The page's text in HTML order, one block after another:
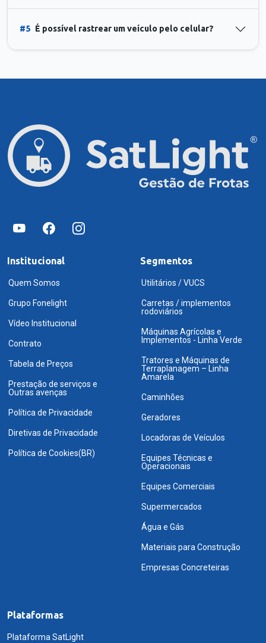
#5 É possível rastrear um veículo pelo celular?
Institucional
Quem Somos
Grupo Fonelight
Vídeo Institucional
Contrato
Tabela de Preços
Prestação de serviços e
Outras avenças
Política de Privacidade
Diretivas de Privacidade
Política de Cookies(BR)
Segmentos
Utilitários / VUCS
Carretas / implementos
rodoviários
Máquinas Agrícolas e
Implementos - Linha Verde
Tratores e Máquinas de
Terraplanagem – Linha
Amarela
Caminhões
Geradores
Locadoras de Veículos
Equipes Técnicas e
Operacionais
Equipes Comerciais
Supermercados
Água e Gás
Materiais para Construção
Empresas Concreteiras
Plataformas
Plataforma SatLight